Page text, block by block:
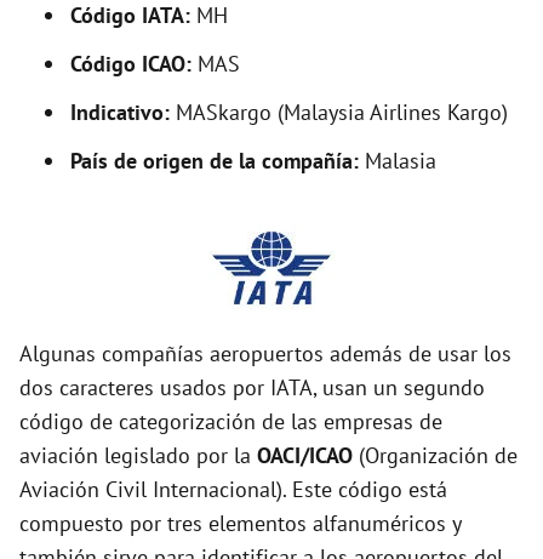
Código IATA: MH
Código ICAO: MAS
Indicativo: MASkargo (Malaysia Airlines Kargo)
País de origen de la compañía: Malasia
Algunas compañías aeropuertos además de usar los
dos caracteres usados por IATA, usan un segundo
código de categorización de las empresas de
aviación legislado por la OACI/ICAO (Organización de
Aviación Civil Internacional). Este código está
compuesto por tres elementos alfanuméricos y